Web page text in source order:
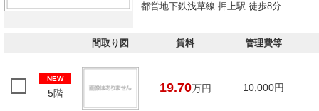
都営地下鉄浅草線 押上駅 徒歩8分
間取り図 賃料 管理費等
NEW
5階 19.70万円 10,000円